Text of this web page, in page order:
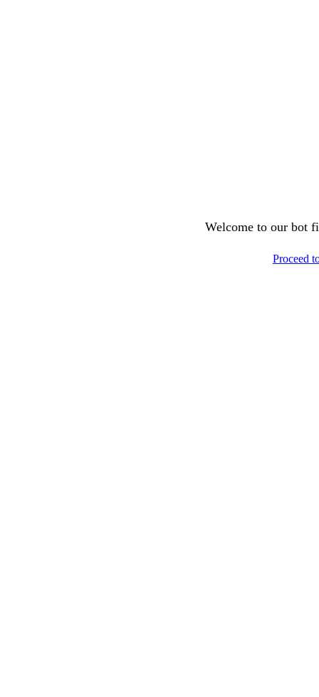
Welcome to our bot
Proceed